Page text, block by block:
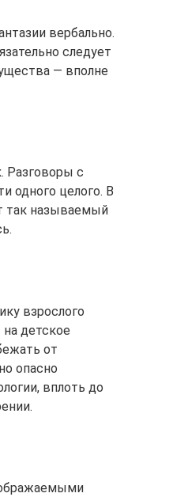
вербально.
следует
— вполне
Разговоры с
одного целого. В
так называемый
взрослого
детское
от
опасно
вплоть до